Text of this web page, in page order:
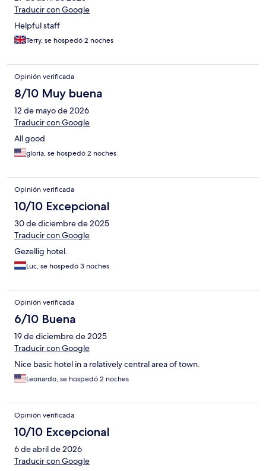
Traducir con Google
Helpful staff
Terry, se hospedó 2 noches
Opinión verificada
8/10 Muy buena
12 de mayo de 2026
Traducir con Google
All good
gloria, se hospedó 2 noches
Opinión verificada
10/10 Excepcional
30 de diciembre de 2025
Traducir con Google
Gezellig hotel.
Luc, se hospedó 3 noches
Opinión verificada
6/10 Buena
19 de diciembre de 2025
Traducir con Google
Nice basic hotel in a relatively central area of town.
Leonardo, se hospedó 2 noches
Opinión verificada
10/10 Excepcional
6 de abril de 2026
Traducir con Google